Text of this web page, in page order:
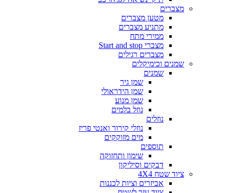
מצברים
מטען מצברים
מתניע מצברים
ממירי מתח
מצברי Start and stop
מצברים רגילים
שמנים וכימיקלים
שמנים
שמן גיר
שמן הידראולי
שמן מנוע
נוזל בלמים
נוזלים
נוזלי קירור ואנטי פריז
מים מזוקקים
תוספים
שימון ותחזוקה
דבקים וסיליקון
ציוד שטח 4X4
אביזרים וציות לכננות